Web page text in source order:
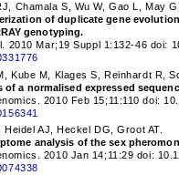
Chamala S, Wu W, Gao L, May
of duplicate gene
genotyping.
2010 Mar;19 Suppl 1:132-46 doi:
Kube M, Klages S, Reinhardt R,
of a normalised expressed
2010 Feb 15;11:110 doi:
Heidel AJ, Heckel DG, Groot AT.
analysis of the sex
2010 Jan 14;11:29 doi: